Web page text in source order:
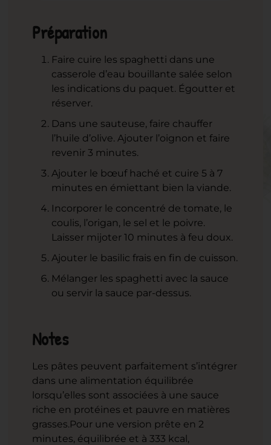
Préparation
Faire cuire les spaghetti dans une
casserole d’eau bouillante salée selon
les indications du paquet. Égoutter et
réserver.
Dans une sauteuse, faire chauffer
l’huile d’olive. Ajouter l’oignon et faire
revenir 3 minutes.
Ajouter le bœuf haché et cuire 5 à 7
minutes en émiettant bien la viande.
Incorporer le concentré de tomate, le
coulis, l’origan, le sel et le poivre.
Laisser mijoter 10 minutes à feu doux.
Ajouter le basilic frais en fin de cuisson.
Mélanger les spaghetti avec la sauce
ou servir la sauce par-dessus.
Notes
Les pâtes peuvent parfaitement s’intégrer
dans une alimentation équilibrée
lorsqu’elles sont associées à une sauce
riche en protéines et pauvre en matières
grasses.Pour une version prête en 2
minutes, équilibrée et à 333 kcal,